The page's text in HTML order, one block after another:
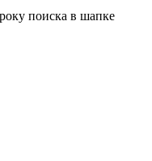
поиска в шапке